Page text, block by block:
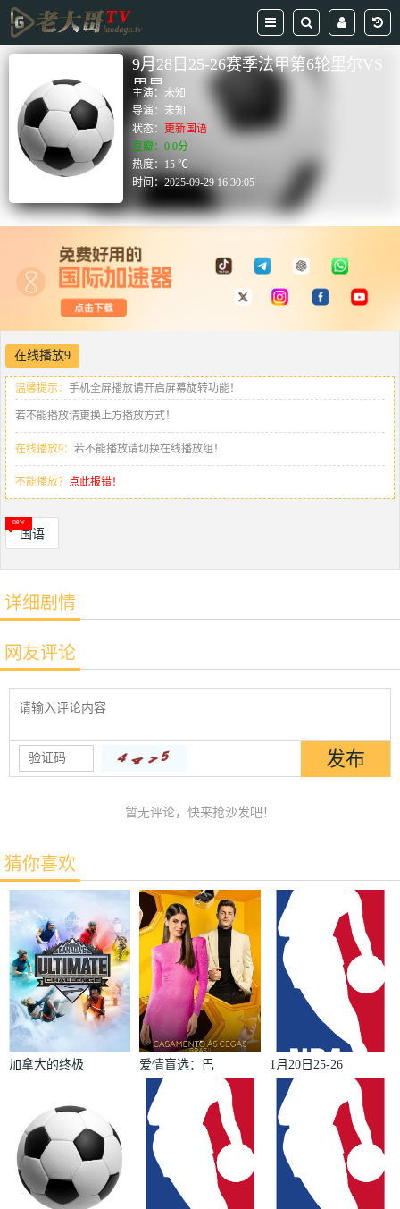
9月28日25-26赛季法甲第6轮里尔VS
里昂
主演： 未知
导演：未知
状态： 更新国语
豆瓣：0.0分
热度：15 ℃
时间：2025-09-29 16:30:05
在线播放9
温馨提示： 手机全屏播放请开启屏幕旋转功能！
若不能播放请更换上方播放方式！
在线播放9： 若不能播放请切换在线播放组！
不能播放？ 点此报错！
国语
详细剧情
网友评论
暂无评论，快来抢沙发吧！
猜你喜欢
加拿大的终极
爱情盲选：巴
西篇第二季
1月20日25-26
赛季NBA常
规赛快船VS
奇才